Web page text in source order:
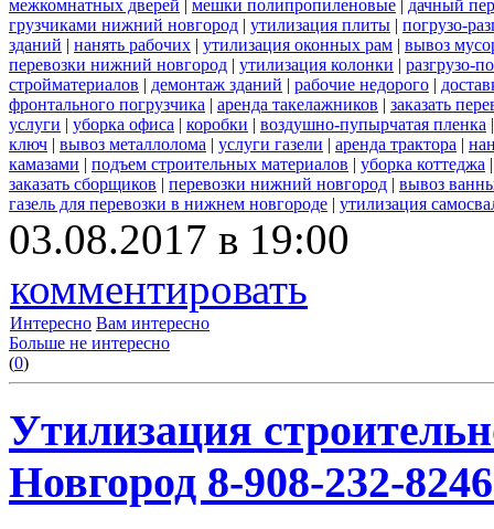
межкомнатных дверей | мешки полипропиленовые | дачный
грузчиками нижний новгород | утилизация плиты | погрузо-
зданий | нанять рабочих | утилизация оконных рам | вывоз
перевозки нижний новгород | утилизация колонки | разгрузо-
стройматериалов | демонтаж зданий | рабочие недорого |
фронтального погрузчика | аренда такелажников | заказать
услуги | уборка офиса | коробки | воздушно-пупырчатая пленка
ключ | вывоз металлолома | услуги газели | аренда трактора |
камазами | подъем строительных материалов | уборка коттеджа
заказать сборщиков | перевозки нижний новгород | вывоз
газель для перевозки в нижнем новгороде | утилизация
03.08.2017 в 19:00
комментировать
Интересно Вам интересно
Больше не интересно
(0)
Утилизация
Новгород 8-908-232-